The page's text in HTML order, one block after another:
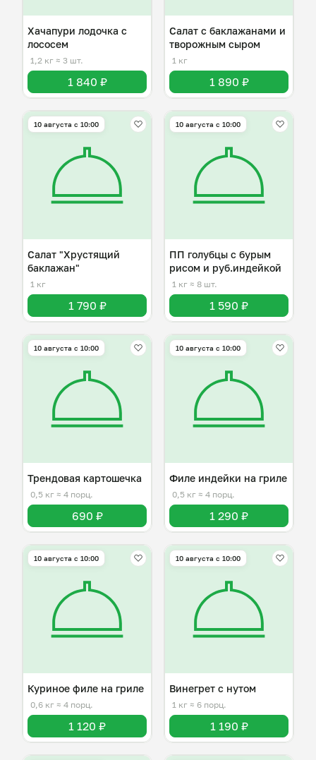
Хачапури лодочка с
лососем
1,2 кг ≈ 3 шт.
1 840 ₽
Салат с баклажанами и
творожным сыром
1 кг
1 890 ₽
10 августа с 10:00
Салат "Хрустящий
баклажан"
1 кг
1 790 ₽
10 августа с 10:00
ПП голубцы с бурым
рисом и руб.индейкой
1 кг ≈ 8 шт.
1 590 ₽
10 августа с 10:00
Трендовая картошечка
0,5 кг ≈ 4 порц.
690 ₽
10 августа с 10:00
Филе индейки на гриле
0,5 кг ≈ 4 порц.
1 290 ₽
10 августа с 10:00
Куриное филе на гриле
0,6 кг ≈ 4 порц.
1 120 ₽
10 августа с 10:00
Винегрет с нутом
1 кг ≈ 6 порц.
1 190 ₽